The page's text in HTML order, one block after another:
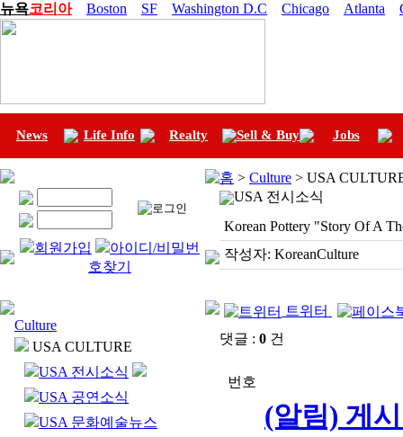
뉴욕코리아 Boston SF Washington D.C Chicago Atlanta
News Life Info Realty Sell & Buy Jobs
회원가입
아이디/비밀번
호찾기
Culture
USA CULTURE
USA 전시소식
USA 공연소식
USA 문화예술뉴스
홈 > Culture > USA
USA 전시소식
Korean Pottery "Story Of A
작성자: KoreanCulture
트위터
댓글 : 0 건
번호
(알림) 게